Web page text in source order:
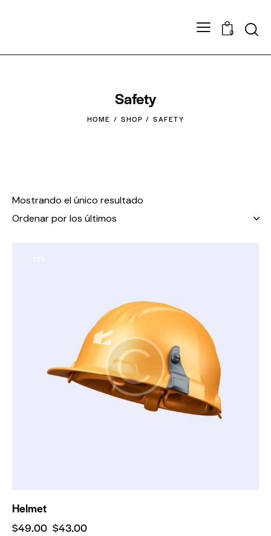
0
Safety
HOME SHOP SAFETY
Mostrando el único resultado
Helmet
$49.00 $43.00